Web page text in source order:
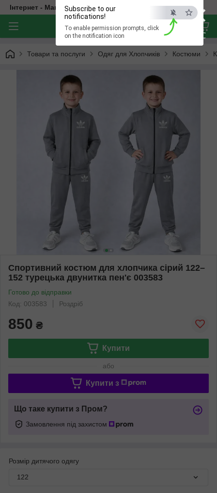
×
ESC
Subscribe to our
notifications!
To enable permission prompts, click
on the notification icon
Інтернет - Магазин Дитячого Одягу
Товари та послуги Одяг для Хлопчиків Костюми
Спортивний костюм для хлопчика сірий 122–
152 турецька двунитка пен'є 003583
Готово до відправки
Код: 003583
Роздріб
850 ₴
Купити
або
Купити з
Що таке купити з Пром?
Замовлення під захистом
Розмір дитячого одягу
122